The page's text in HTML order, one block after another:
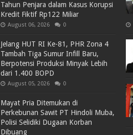
Tahun Penjara dalam Kasus Korupsi
Kredit Fiktif Rp122 Miliar
August 06, 2026 0
Jelang HUT RI Ke-81, PHR Zona 4
Tambah Tiga Sumur Infill Baru,
Berpotensi Produksi Minyak Lebih
dari 1.400 BOPD
August 05, 2026 0
Mayat Pria Ditemukan di
Perkebunan Sawit PT Hindoli Muba,
Polisi Selidiki Dugaan Korban
Dibuang